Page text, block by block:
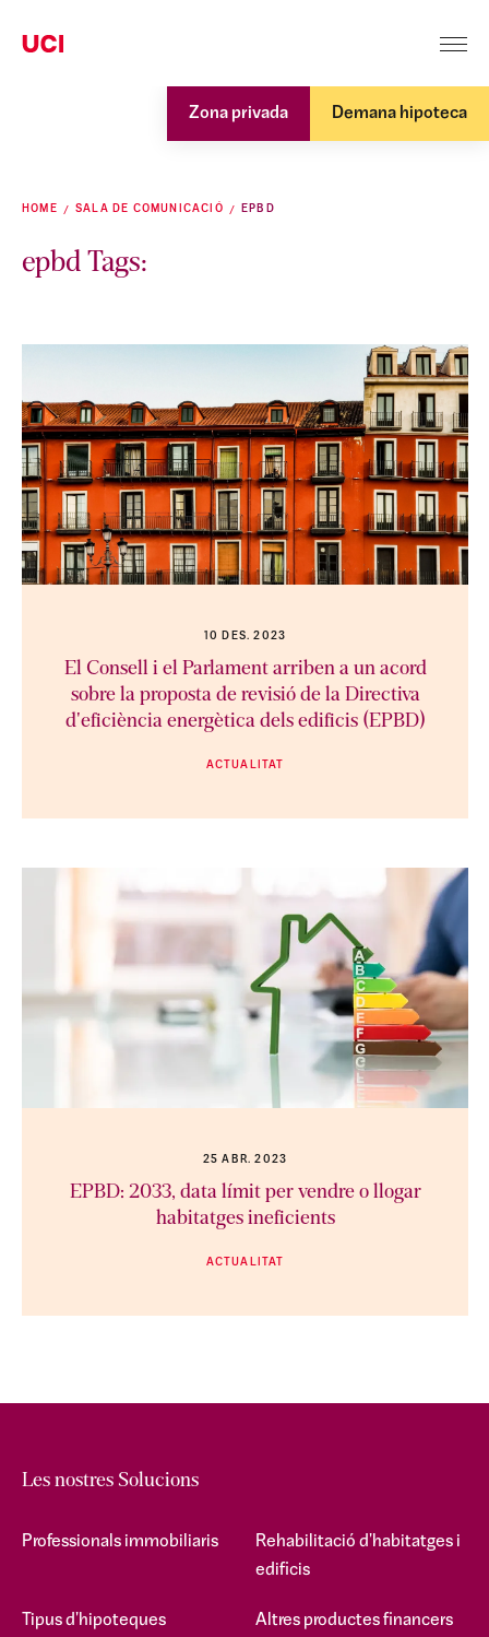
Zona privada Demana hipoteca
HOME SALA DE COMUNICACIÓ EPBD
epbd Tags:
10 DES. 2023
El Consell i el Parlament arriben a un acord
sobre la proposta de revisió de la Directiva
d'eficiència energètica dels edificis (EPBD)
ACTUALITAT
25 ABR. 2023
EPBD: 2033, data límit per vendre o llogar
habitatges ineficients
ACTUALITAT
Les nostres Solucions
Professionals immobiliaris
Rehabilitació d'habitatges i
edificis
Tipus d'hipoteques
Altres productes financers